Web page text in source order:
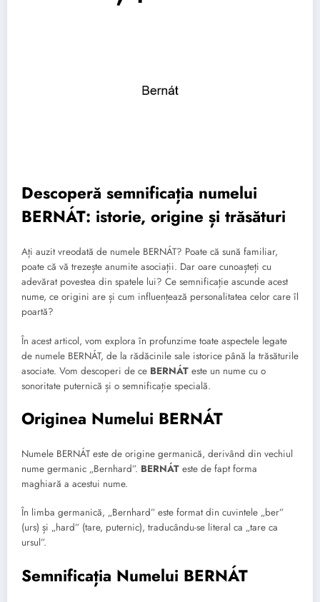
Descoperă semnificația numelui
BERNÁT: istorie, origine și trăsături
Ați auzit vreodată de numele BERNÁT? Poate că sună familiar,
poate că vă trezește anumite asociații. Dar oare cunoașteți cu
adevărat povestea din spatele lui? Ce semnificație ascunde acest
nume, ce origini are și cum influențează personalitatea celor care îl
poartă?
În acest articol, vom explora în profunzime toate aspectele legate
de numele BERNÁT, de la rădăcinile sale istorice până la trăsăturile
asociate. Vom descoperi de ce BERNÁT este un nume cu o
sonoritate puternică și o semnificație specială.
Originea Numelui BERNÁT
Numele BERNÁT este de origine germanică, derivând din vechiul
nume germanic „Bernhard”. BERNÁT este de fapt forma
maghiară a acestui nume.
În limba germanică, „Bernhard” este format din cuvintele „ber”
(urs) și „hard” (tare, puternic), traducându-se literal ca „tare ca
ursul”.
Semnificația Numelui BERNÁT